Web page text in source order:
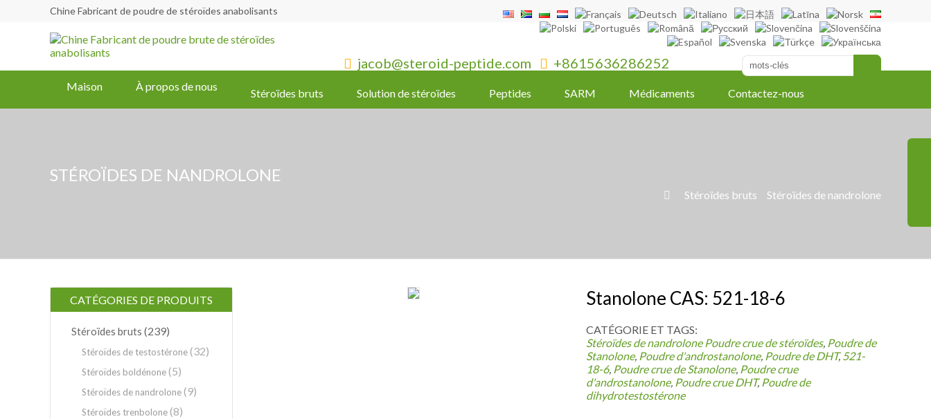
Chine Fabricant de poudre de stéroïdes anabolisants
 jacob@steroid-peptide.com  +8615636286252
Maison À propos de nous
Stéroïdes bruts Solution de stéroïdes Peptides SARM Médicaments Contactez-nous
STÉROÏDES DE NANDROLONE
 Stéroïdes bruts Stéroïdes de nandrolone
Stanolone CAS: 521-18-6
CATÉGORIE ET ​​TAGS:
Stéroïdes de nandrolone Poudre crue de stéroïdes, Poudre de
Stanolone, Poudre d'androstanolone, Poudre de DHT,521-
18-6, Poudre crue de Stanolone, Poudre crue
d'androstanolone, Poudre crue DHT, Poudre de
dihydrotestostérone
CATÉGORIES DE PRODUITS
Stéroïdes bruts (239)
Stéroïdes de testostérone(32)
Stéroïdes boldénone(5)
Stéroïdes de nandrolone(9)
Stéroïdes trenbolone(8)